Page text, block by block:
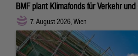
BMF plant Klimafonds für Verkehr
7. August 2026, Wien